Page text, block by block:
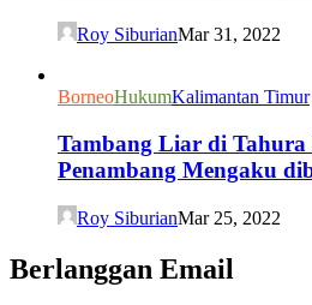
Roy SiburianMar 31, 2022
BorneoHukumKalimantan Timur
Tambang Liar di Tahura
Penambang Mengaku
Roy SiburianMar 25, 2022
Berlanggan Email